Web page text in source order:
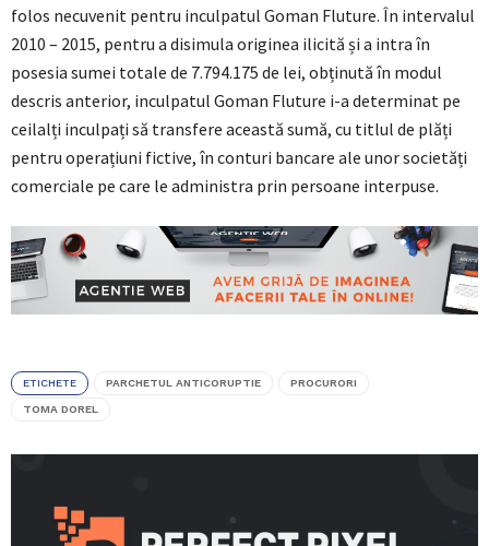
folos necuvenit pentru inculpatul Goman Fluture. În intervalul
2010 – 2015, pentru a disimula originea ilicită și a intra în
posesia sumei totale de 7.794.175 de lei, obținută în modul
descris anterior, inculpatul Goman Fluture i-a determinat pe
ceilalți inculpați să transfere această sumă, cu titlul de plăți
pentru operațiuni fictive, în conturi bancare ale unor societăți
comerciale pe care le administra prin persoane interpuse.
ETICHETE PARCHETUL ANTICORUPTIE PROCURORI
TOMA DOREL